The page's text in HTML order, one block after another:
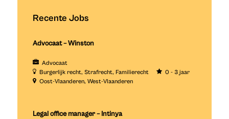
Recente Jobs
Advocaat – Winston
Advocaat
Burgerlijk recht Strafrecht Familierecht
0 - 3 jaar
Oost-Vlaanderen West-Vlaanderen
Legal office manager – Intinya